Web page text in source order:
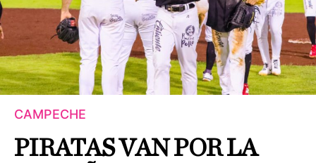
CAMPECHE
PIRATAS VAN POR LA